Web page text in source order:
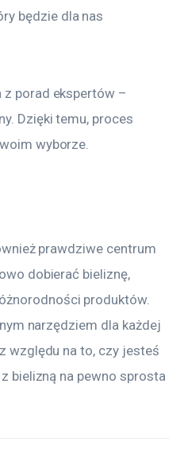
będzie dla nas
porad ekspertów –
Dzięki temu, proces
wyborze.
prawdziwe centrum
dobierać bieliznę,
produktów.
narzędziem dla każdej
względu na to, czy jesteś
bielizną na pewno sprosta